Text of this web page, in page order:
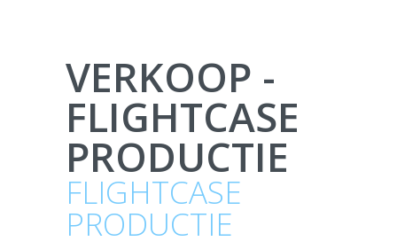
VERKOOP -
FLIGHTCASE
PRODUCTIE
FLIGHTCASE
PRODUCTIE